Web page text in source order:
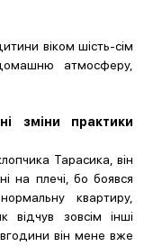
віком шість-сім
атмосферу,
зміни практики
Тарасика, він
на плечі, бо боявся
квартиру,
відчув зовсім інші
він мене вже